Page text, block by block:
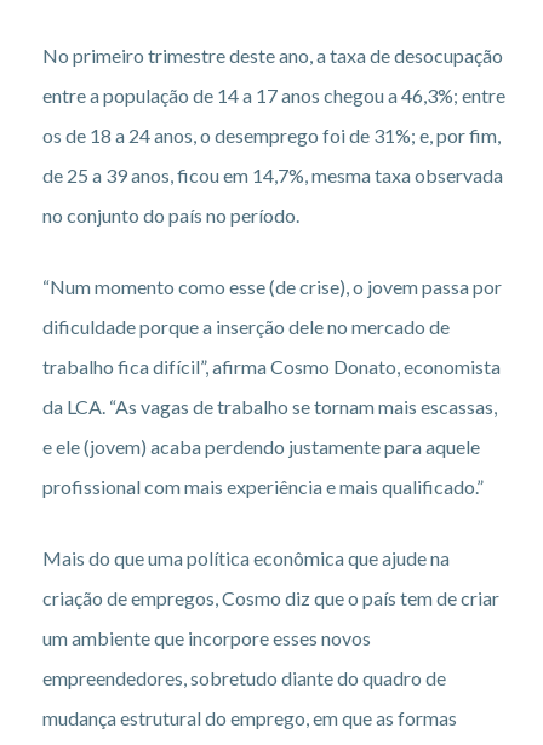
No primeiro trimestre deste ano, a taxa de desocupação
entre a população de 14 a 17 anos chegou a 46,3%; entre
os de 18 a 24 anos, o desemprego foi de 31%; e, por fim,
de 25 a 39 anos, ficou em 14,7%, mesma taxa observada
no conjunto do país no período.
“Num momento como esse (de crise), o jovem passa por
dificuldade porque a inserção dele no mercado de
trabalho fica difícil”, afirma Cosmo Donato, economista
da LCA. “As vagas de trabalho se tornam mais escassas,
e ele (jovem) acaba perdendo justamente para aquele
profissional com mais experiência e mais qualificado.”
Mais do que uma política econômica que ajude na
criação de empregos, Cosmo diz que o país tem de criar
um ambiente que incorpore esses novos
empreendedores, sobretudo diante do quadro de
mudança estrutural do emprego, em que as formas